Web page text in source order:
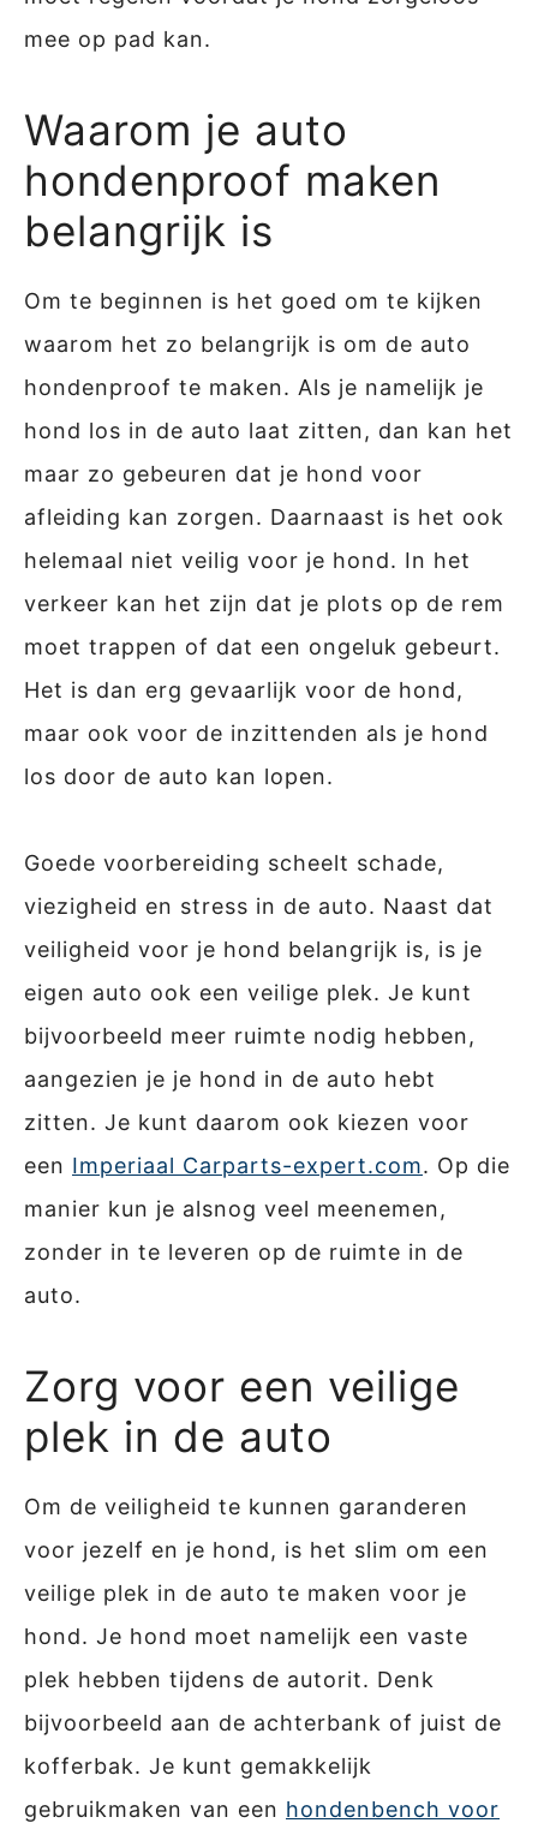
mee op pad kan.
Waarom je auto
hondenproof maken
belangrijk is
Om te beginnen is het goed om te kijken
waarom het zo belangrijk is om de auto
hondenproof te maken. Als je namelijk je
hond los in de auto laat zitten, dan kan het
maar zo gebeuren dat je hond voor
afleiding kan zorgen. Daarnaast is het ook
helemaal niet veilig voor je hond. In het
verkeer kan het zijn dat je plots op de rem
moet trappen of dat een ongeluk gebeurt.
Het is dan erg gevaarlijk voor de hond,
maar ook voor de inzittenden als je hond
los door de auto kan lopen.
Goede voorbereiding scheelt schade,
viezigheid en stress in de auto. Naast dat
veiligheid voor je hond belangrijk is, is je
eigen auto ook een veilige plek. Je kunt
bijvoorbeeld meer ruimte nodig hebben,
aangezien je je hond in de auto hebt
zitten. Je kunt daarom ook kiezen voor
een Imperiaal Carparts-expert.com. Op die
manier kun je alsnog veel meenemen,
zonder in te leveren op de ruimte in de
auto.
Zorg voor een veilige
plek in de auto
Om de veiligheid te kunnen garanderen
voor jezelf en je hond, is het slim om een
veilige plek in de auto te maken voor je
hond. Je hond moet namelijk een vaste
plek hebben tijdens de autorit. Denk
bijvoorbeeld aan de achterbank of juist de
kofferbak. Je kunt gemakkelijk
gebruikmaken van een hondenbench voor